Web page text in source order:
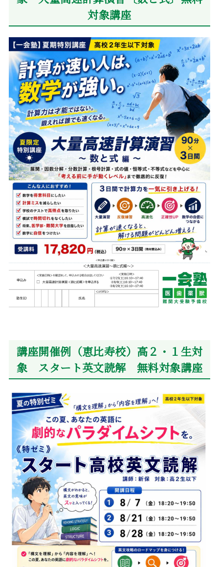
対象講座
講座開催例（恵比寿校）高２・１生対
象 スタート英文読解 無料対象講座